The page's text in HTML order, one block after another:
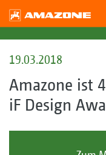
19.03.2018
Amazone ist
iF Design